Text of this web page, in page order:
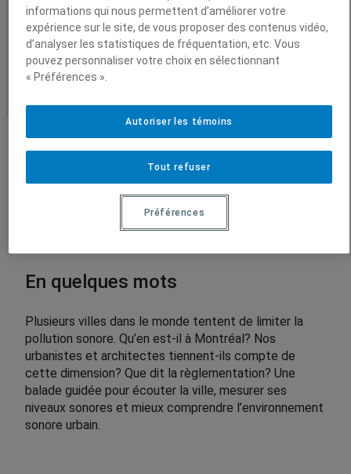
Vidéos
Conférences enregistrées
2
0
.
un environnement trop
bruyant?
En quelques mots
Plusieurs villes dans le monde tentent de limiter la
pollution sonore. Qu’en est-il à Montréal? Nos
urbanistes et architectes tiennent-ils compte de
cette dimension? Que dit la règlementation? Une
balade guidée pour écouter la ville, mesurer ses
niveaux sonores et mieux comprendre l’environnement
sonore urbain.
informations qui nous permettent d’améliorer votre
expérience sur le site, de vous proposer des contenus vidéo,
d’analyser les statistiques de fréquentation, etc. Vous
pouvez personnaliser votre choix en sélectionnant
« Préférences ».
Tout refuser
Autoriser les témoins
Préférences